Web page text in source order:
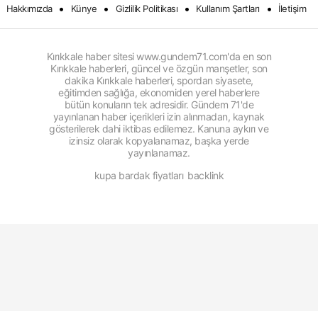
Hakkımızda • Künye • Gizlilik Politikası • Kullanım Şartları • İletişim
Kırıkkale haber sitesi www.gundem71.com'da en son
Kırıkkale haberleri, güncel ve özgün manşetler, son
dakika Kırıkkale haberleri, spordan siyasete,
eğitimden sağlığa, ekonomiden yerel haberlere
bütün konuların tek adresidir. Gündem 71'de
yayınlanan haber içerikleri izin alınmadan, kaynak
gösterilerek dahi iktibas edilemez. Kanuna aykırı ve
izinsiz olarak kopyalanamaz, başka yerde
yayınlanamaz.
kupa bardak fiyatları backlink